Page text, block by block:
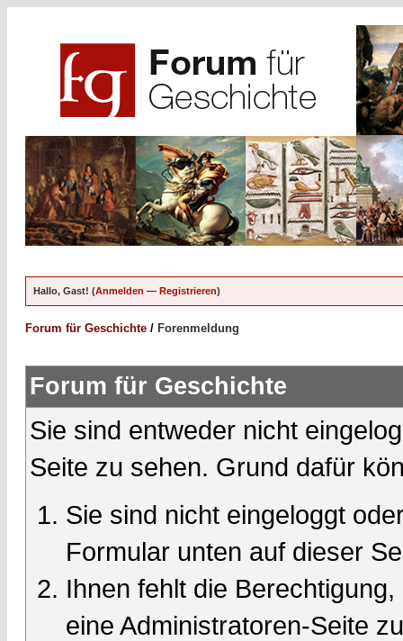
Hallo, Gast! (Anmelden — Registrieren)
Forum für Geschichte / Forenmeldung
Forum für Geschichte
Sie sind entweder nicht
Seite zu sehen. Grund dafür
Sie sind nicht eingeloggt
Formular unten auf dieser
Ihnen fehlt die
eine Administratoren-Seite